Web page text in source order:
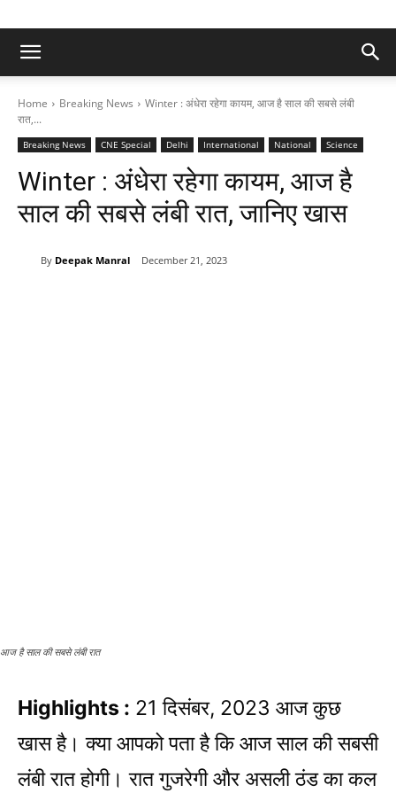
Home Breaking News
Winter : अंधेरा रहेगा कायम, आज है साल की सबसे लंबी
रात,...
Breaking News CNE Special Delhi International National Science
Winter : अंधेरा रहेगा कायम, आज है
साल की सबसे लंबी रात, जानिए खास
By Deepak Manral December 21, 2023
आज है साल की सबसे लंबी रात
Highlights : 21 दिसंबर, 2023 आज कुछ
खास है। क्या आपको पता है कि आज साल की सबसी
लंबी रात होगी। रात गुजरेगी और असली ठंड का कल